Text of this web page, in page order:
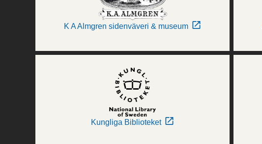
K A Almgren sidenväveri & museum
Kungliga Biblioteket